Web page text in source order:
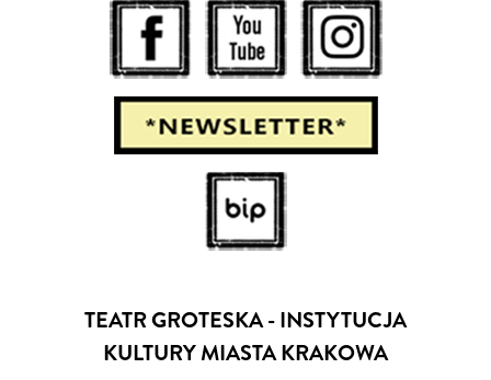
TEATR GROTESKA - INSTYTUCJA
KULTURY MIASTA KRAKOWA